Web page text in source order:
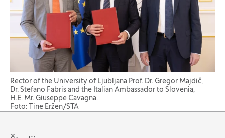
Rector of the University of Ljubljana Prof. Dr. Gregor Majdič,
Dr. Stefano Fabris and the Italian Ambassador to Slovenia,
H.E. Mr. Giuseppe Cavagna.
Foto: Tine Eržen/STA